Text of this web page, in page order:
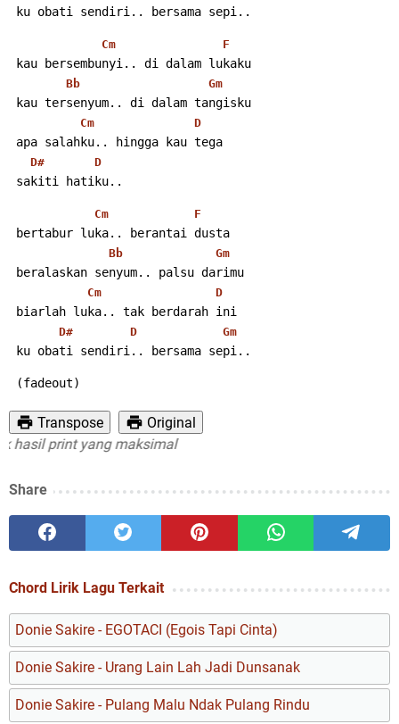
ku obati sendiri.. bersama sepi..
Cm F
kau bersembunyi.. di dalam lukaku
Bb Gm
kau tersenyum.. di dalam tangisku
Cm D
apa salahku.. hingga kau tega
D# D
sakiti hatiku..
Cm F
bertabur luka.. berantai dusta
Bb Gm
beralaskan senyum.. palsu darimu
Cm D
biarlah luka.. tak berdarah ini
D# D Gm
ku obati sendiri.. bersama sepi..
(fadeout)
Transpose
Original
print yang maksimal
Share
Chord Lirik Lagu Terkait
Donie Sakire - EGOTACI (Egois Tapi Cinta)
Donie Sakire - Urang Lain Lah Jadi Dunsanak
Donie Sakire - Pulang Malu Ndak Pulang Rindu